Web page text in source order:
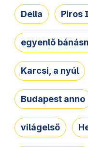
Della Piros
egyenlő
Karcsi, a nyúl
Budapest anno
világelső